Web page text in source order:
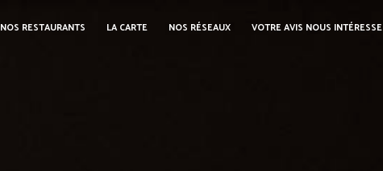
NOS RESTAURANTS LA CARTE NOS RÉSEAUX VOTRE AVIS NOUS INTÉRESSE